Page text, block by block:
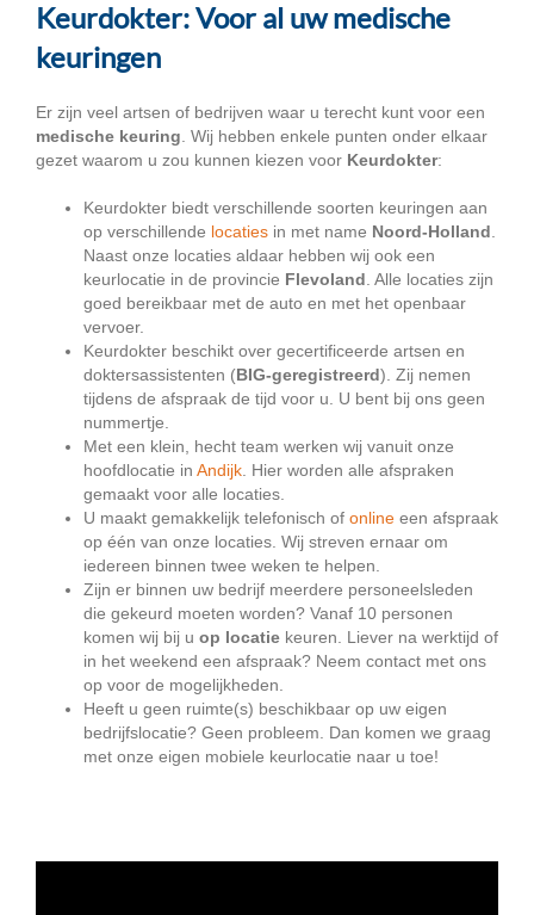
Keurdokter: Voor al uw medische
keuringen
Er zijn veel artsen of bedrijven waar u terecht kunt voor een
medische keuring . Wij hebben enkele punten onder elkaar
gezet waarom u zou kunnen kiezen voor Keurdokter:
Keurdokter biedt verschillende soorten keuringen aan
op verschillende locaties in met name Noord-Holland
Naast onze locaties aldaar hebben wij ook een
keurlocatie in de provincie Flevoland . Alle locaties zijn
goed bereikbaar met de auto en met het openbaar
vervoer.
Keurdokter beschikt over gecertificeerde artsen en
doktersassistenten (BIG-geregistreerd). Zij nemen
tijdens de afspraak de tijd voor u. U bent bij ons geen
nummertje.
Met een klein, hecht team werken wij vanuit onze
hoofdlocatie in Andijk . Hier worden alle afspraken
gemaakt voor alle locaties.
U maakt gemakkelijk telefonisch of online een afspraak
op één van onze locaties. Wij streven ernaar om
iedereen binnen twee weken te helpen.
Zijn er binnen uw bedrijf meerdere personeelsleden
die gekeurd moeten worden? Vanaf 10 personen
komen wij bij u op locatie keuren. Liever na werktijd of
in het weekend een afspraak? Neem contact met ons
op voor de mogelijkheden.
Heeft u geen ruimte(s) beschikbaar op uw eigen
bedrijfslocatie? Geen probleem. Dan komen we graag
met onze eigen mobiele keurlocatie naar u toe!